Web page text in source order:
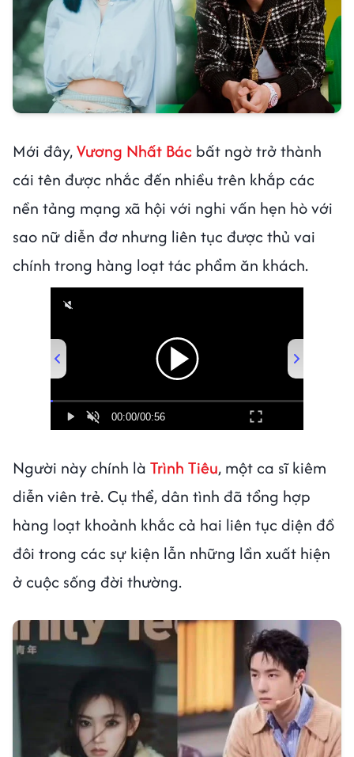
Mới đây,Vương Nhất Bác bất ngờ trở thành
cái tên được nhắc đến nhiều trên khắp các
nền tảng mạng xã hội với nghi vấn hẹn hò với
sao nữ diễn đơ nhưng liên tục được thủ vai
chính trong hàng loạt tác phẩm ăn khách.
00:00/00:56
Người này chính là Trình Tiêu, một ca sĩ kiêm
diễn viên trẻ. Cụ thể, dân tình đã tổng hợp
hàng loạt khoảnh khắc cả hai liên tục diện đồ
đôi trong các sự kiện lẫn những lần xuất hiện
ở cuộc sống đời thường.